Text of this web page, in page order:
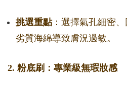
挑選重點：選擇氣孔細密
劣質海綿導致膚況過敏。
2. 粉底刷：專業級無瑕妝感